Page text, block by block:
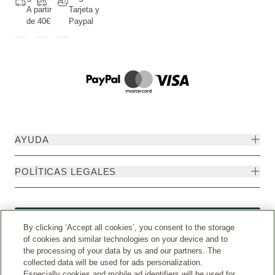
A partir
de 40€
Tarjeta y
Paypal
AYUDA
POLÍTICAS LEGALES
By clicking ‘Accept all cookies’, you consent to the storage
of cookies and similar technologies on your device and to
the processing of your data by us and our partners. The
collected data will be used for ads personalization.